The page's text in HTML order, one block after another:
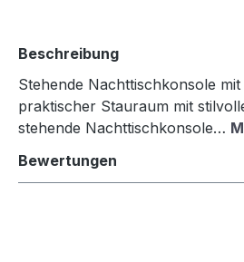
Beschreibung
Stehende Nachttischkonsole
praktischer Stauraum mit
stehende Nachttischkonsole…
Bewertungen